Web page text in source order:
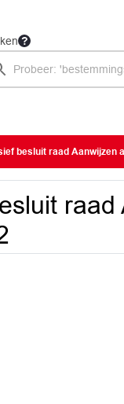
raad Aanwijzen
raad